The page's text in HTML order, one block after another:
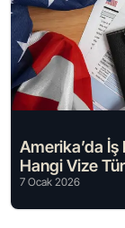
Amerika’da
Hangi Vize
7 Ocak 2026